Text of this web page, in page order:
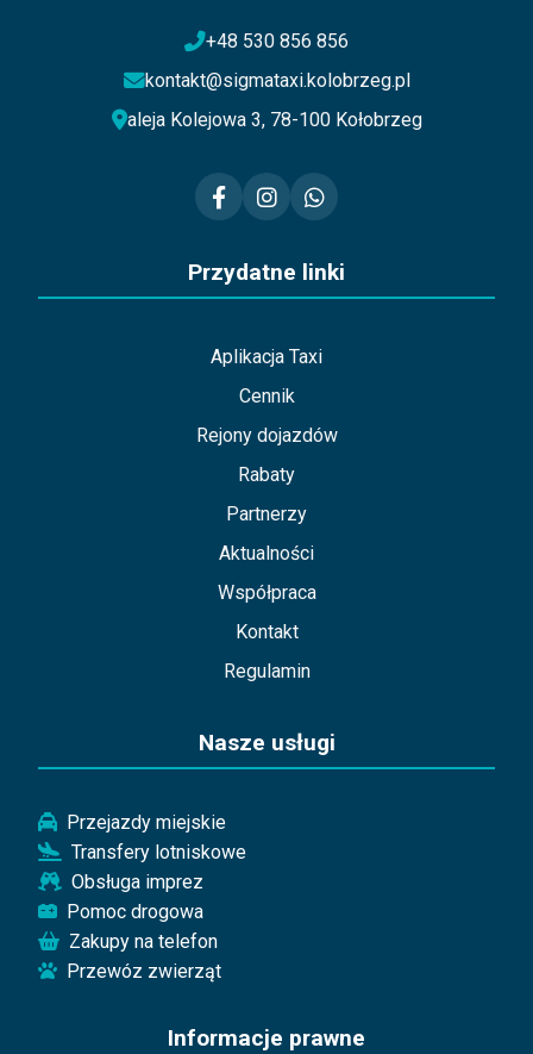
+48 530 856 856
kontakt@sigmataxi.kolobrzeg.pl
aleja Kolejowa 3, 78-100 Kołobrzeg
Przydatne linki
Aplikacja Taxi
Cennik
Rejony dojazdów
Rabaty
Partnerzy
Aktualności
Współpraca
Kontakt
Regulamin
Nasze usługi
Przejazdy miejskie
Transfery lotniskowe
Obsługa imprez
Pomoc drogowa
Zakupy na telefon
Przewóz zwierząt
Informacje prawne